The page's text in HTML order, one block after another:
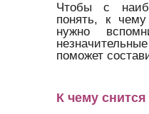
Чтобы с
понять, к
нужно
поможет
К чему